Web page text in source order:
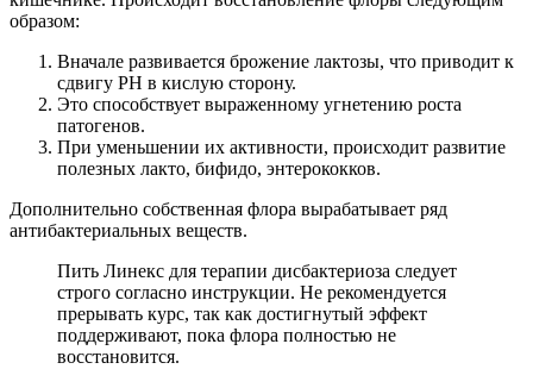
образом:
Вначале развивается брожение лактозы, что приводит к
сдвигу РН в кислую сторону.
Это способствует выраженному угнетению роста
патогенов.
При уменьшении их активности, происходит развитие
полезных лакто, бифидо, энтерококков.
Дополнительно собственная флора вырабатывает ряд
антибактериальных веществ.
Пить Линекс для терапии дисбактериоза следует
строго согласно инструкции. Не рекомендуется
прерывать курс, так как достигнутый эффект
поддерживают, пока флора полностью не
восстановится.